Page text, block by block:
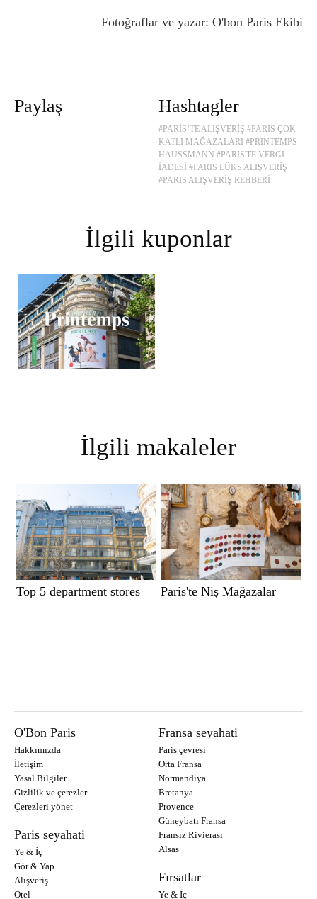
Fotoğraflar ve yazar: O'bon Paris Ekibi
Paylaş Hashtagler
#PARİS’TE ALIŞVERİŞ #PARIS ÇOK
KATLI MAĞAZALARI #PRINTEMPS
HAUSSMANN #PARIS'TE VERGİ
İADESİ #PARIS LÜKS ALIŞVERİŞ
#PARIS ALIŞVERİŞ REHBERİ
İlgili kuponlar
İlgili makaleler
Top 5 department stores Paris'te Niş Mağazalar
O'Bon Paris
Hakkımızda
İletişim
Yasal Bilgiler
Gizlilik ve çerezler
Çerezleri yönet
Paris seyahati
Ye & İç
Gör & Yap
Alışveriş
Otel
Fransa seyahati
Paris çevresi
Orta Fransa
Normandiya
Bretanya
Provence
Güneybatı Fransa
Fransız Rivierası
Alsas
Fırsatlar
Ye & İç